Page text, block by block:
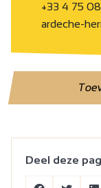
+33 4 75
ardeche-
Deel deze